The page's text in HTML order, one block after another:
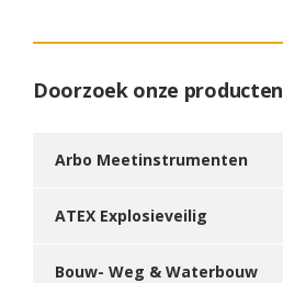
Doorzoek onze producten
Arbo Meetinstrumenten
ATEX Explosieveilig
Bouw- Weg & Waterbouw